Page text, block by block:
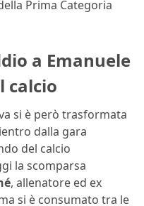
Prima Categoria
a Emanuele
calcio
si è però trasformata
dalla gara
del calcio
la scomparsa
, allenatore ed ex
si è consumato tra le